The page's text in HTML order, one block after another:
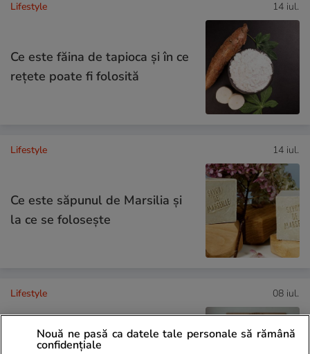
Lifestyle 14 iul.
Ce este făina de tapioca și în ce
rețete poate fi folosită
Lifestyle 14 iul.
Ce este săpunul de Marsilia și
la ce se folosește
Lifestyle 08 iul.
amenajare care combină
Nouă ne pasă ca datele tale personale să rămână
confidențiale